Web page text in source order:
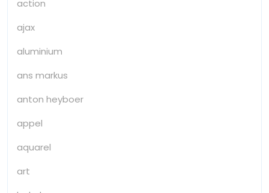
action
ajax
aluminium
ans markus
anton heyboer
appel
aquarel
art